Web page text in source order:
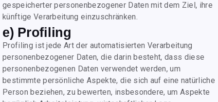
gespeicherter personenbezogener Daten mit dem Ziel, ihre
künftige Verarbeitung einzuschränken.
e) Profiling
Profiling ist jede Art der automatisierten Verarbeitung
personenbezogener Daten, die darin besteht, dass diese
personenbezogenen Daten verwendet werden, um
bestimmte persönliche Aspekte, die sich auf eine natürliche
Person beziehen, zu bewerten, insbesondere, um Aspekte